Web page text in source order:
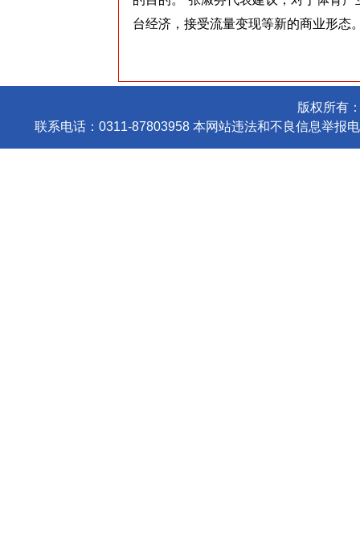
台经济，接受流量变现等新的商业形态
版权所有
联系电话：0311-87803958 本网站违法和不良信息举报